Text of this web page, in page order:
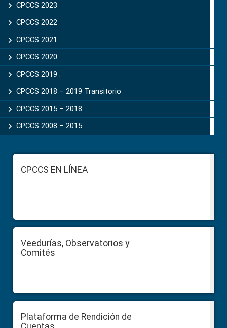
CPCCS 2023
CPCCS 2022
CPCCS 2021
CPCCS 2020
CPCCS 2019 .
CPCCS 2018 – 2019 Transitorio
CPCCS 2015 – 2018
CPCCS 2008 – 2015
FooterCPCCS EN LÍNEA
Veedurías, Observatorios y
Comités
Plataforma de Rendición de